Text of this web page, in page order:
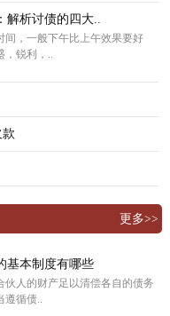
解析讨债的四大..
间，一般下午比上午效果要好
锐利，..
款
更多>>
基本制度有哪些
伙人的财产足以清偿各自的债务
循债..